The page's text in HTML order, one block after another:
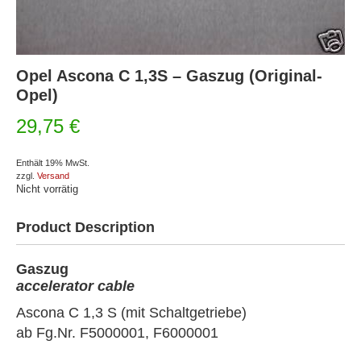
Opel Ascona C 1,3S – Gaszug (Original-
Opel)
29,75 €
Enthält 19% MwSt.
zzgl. Versand
Nicht vorrätig
Product Description
Gaszug
accelerator cable
Ascona C 1,3 S (mit Schaltgetriebe)
ab Fg.Nr. F5000001, F6000001